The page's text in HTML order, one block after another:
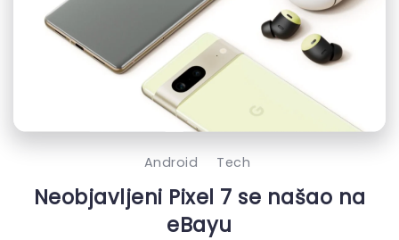
Android Tech
Neobjavljeni Pixel 7 se našao na
eBayu